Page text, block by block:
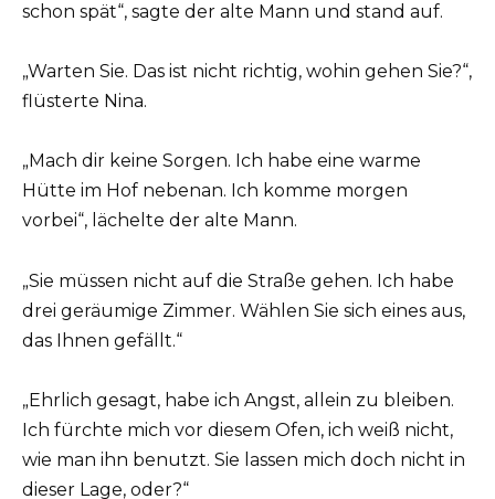
schon spät“, sagte der alte Mann und stand auf.
„Warten Sie. Das ist nicht richtig, wohin gehen Sie?“,
flüsterte Nina.
„Mach dir keine Sorgen. Ich habe eine warme
Hütte im Hof nebenan. Ich komme morgen
vorbei“, lächelte der alte Mann.
„Sie müssen nicht auf die Straße gehen. Ich habe
drei geräumige Zimmer. Wählen Sie sich eines aus,
das Ihnen gefällt.“
„Ehrlich gesagt, habe ich Angst, allein zu bleiben.
Ich fürchte mich vor diesem Ofen, ich weiß nicht,
wie man ihn benutzt. Sie lassen mich doch nicht in
dieser Lage, oder?“